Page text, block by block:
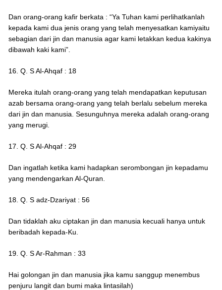
Dan orang-orang kafir berkata : “Ya Tuhan kami perlihatkanlah
kepada kami dua jenis orang yang telah menyesatkan kamiyaitu
sebagian dari jin dan manusia agar kami letakkan kedua kakinya
dibawah kaki kami”.
16. Q. S Al-Ahqaf : 18
Mereka itulah orang-orang yang telah mendapatkan keputusan
azab bersama orang-orang yang telah berlalu sebelum mereka
dari jin dan manusia. Sesunguhnya mereka adalah orang-orang
yang merugi.
17. Q. S Al-Ahqaf : 29
Dan ingatlah ketika kami hadapkan serombongan jin kepadamu
yang mendengarkan Al-Quran.
18. Q. S adz-Dzariyat : 56
Dan tidaklah aku ciptakan jin dan manusia kecuali hanya untuk
beribadah kepada-Ku.
19. Q. S Ar-Rahman : 33
Hai golongan jin dan manusia jika kamu sanggup menembus
penjuru langit dan bumi maka lintasilah)